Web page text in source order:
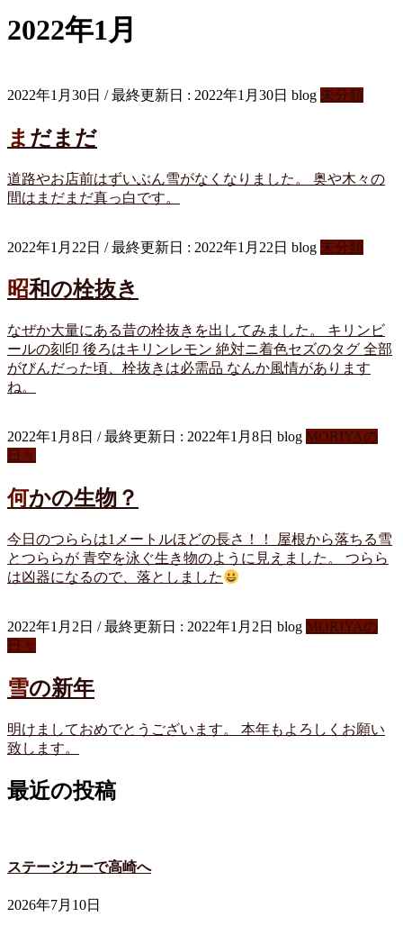
2022年1月
2022年1月30日 / 最終更新日 : 2022年1月30日 blog 未分類
まだまだ
道路やお店前はずいぶん雪がなくなりました。 奥や木々の
間はまだまだ真っ白です。
2022年1月22日 / 最終更新日 : 2022年1月22日 blog 未分類
昭和の栓抜き
なぜか大量にある昔の栓抜きを出してみました。 キリンビ
ールの刻印 後ろはキリンレモン 絶対ニ着色セズのタグ 全部
がびんだった頃、栓抜きは必需品 なんか風情があります
ね。
2022年1月8日 / 最終更新日 : 2022年1月8日 blog MORIYAの
日々
何かの生物？
今日のつららは1メートルほどの長さ！！ 屋根から落ちる雪
とつららが 青空を泳ぐ生き物のように見えました。 つらら
は凶器になるので、落としました
2022年1月2日 / 最終更新日 : 2022年1月2日 blog MORIYAの
日々
雪の新年
明けましておめでとうございます。 本年もよろしくお願い
致します。
最近の投稿
ステージカーで高崎へ
2026年7月10日